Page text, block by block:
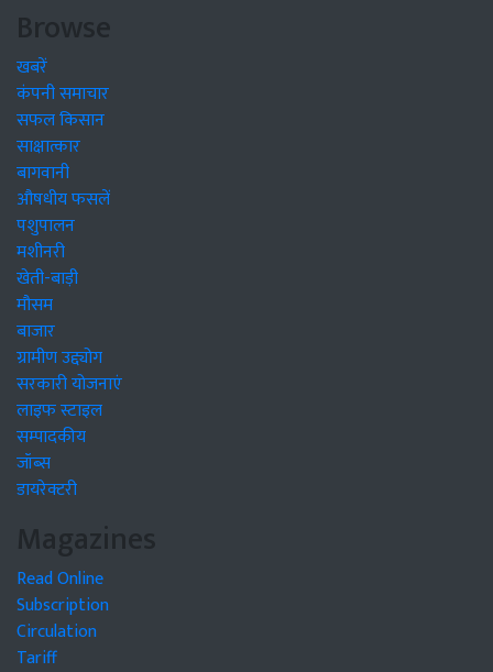
Browse
खबरें
कंपनी समाचार
सफल किसान
साक्षात्कार
बागवानी
औषधीय फसलें
पशुपालन
मशीनरी
खेती-बाड़ी
मौसम
बाजार
ग्रामीण उद्द्योग
सरकारी योजनाएं
लाइफ स्टाइल
सम्पादकीय
जॉब्स
डायरेक्टरी
Magazines
Read Online
Subscription
Circulation
Tariff